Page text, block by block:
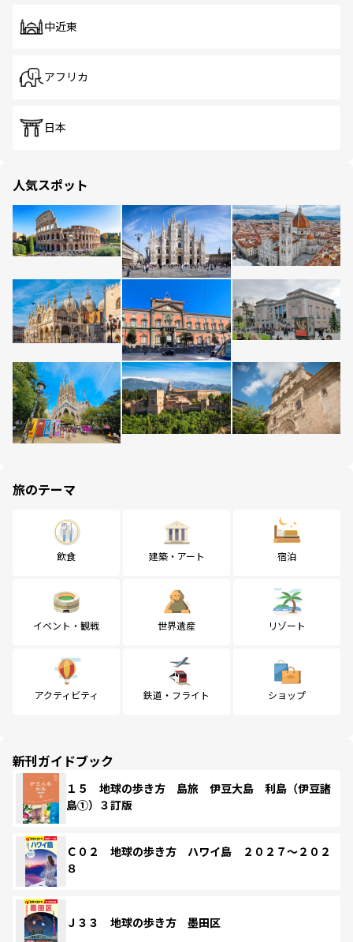
中近東
アフリカ
日本
人気スポット
旅のテーマ
飲食 建築・アート 宿泊
イベント・観戦 世界遺産 リゾート
アクティビティ 鉄道・フライト ショップ
新刊ガイドブック
１５ 地球の歩き方 島旅 伊豆大島 利島（伊豆諸
島①）３訂版
Ｃ０２ 地球の歩き方 ハワイ島 ２０２７～２０２
８
Ｊ３３ 地球の歩き方 墨田区